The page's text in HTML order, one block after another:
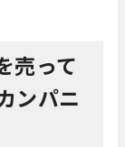
売って
ンパニ